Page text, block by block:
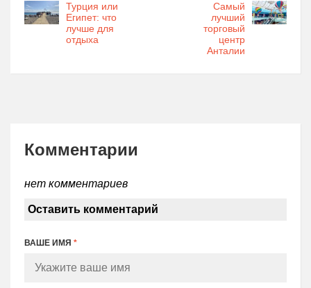
Турция или
Египет: что
лучше для
отдыха
Самый
лучший
торговый
центр
Анталии
Комментарии
нет комментариев
Оставить комментарий
ВАШЕ ИМЯ *